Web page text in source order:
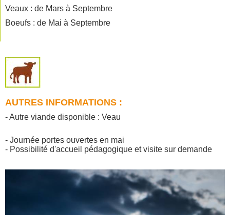
Veaux : de Mars à Septembre
Boeufs : de Mai à Septembre
AUTRES INFORMATIONS :
- Autre viande disponible : Veau
- Journée portes ouvertes en mai
- Possibilité d'accueil pédagogique et visite sur demande